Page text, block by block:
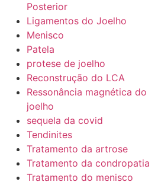
Posterior
Ligamentos do Joelho
Menisco
Patela
protese de joelho
Reconstrução do LCA
Ressonância magnética do
joelho
sequela da covid
Tendinites
Tratamento da artrose
Tratamento da condropatia
Tratamento do menisco